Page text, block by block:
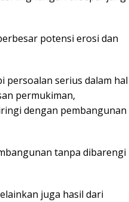
potensi erosi dan
persoalan serius dalam hal
permukiman,
dengan pembangunan
tanpa dibarengi
juga hasil dari